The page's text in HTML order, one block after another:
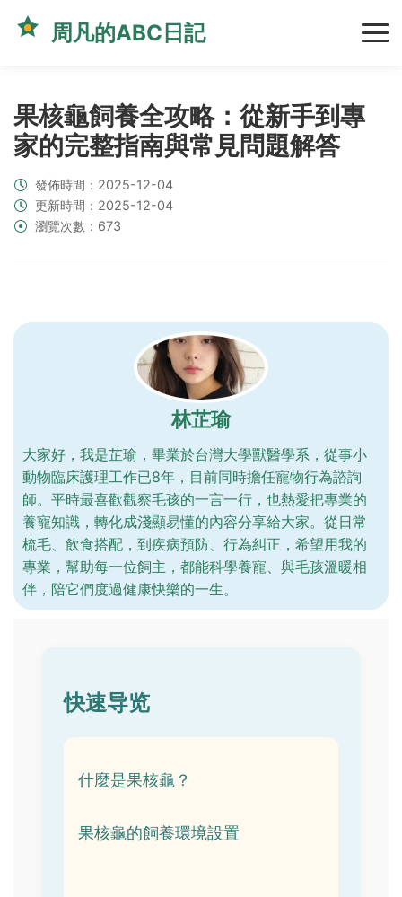
周凡的ABC日記
果核龜飼養全攻略：從新手到專
家的完整指南與常見問題解答
發佈時間：2025-12-04
更新時間：2025-12-04
瀏覽次數：673
林芷瑜
大家好，我是芷瑜，畢業於台灣大學獸醫學系，從事小
動物臨床護理工作已8年，目前同時擔任寵物行為諮詢
師。平時最喜歡觀察毛孩的一言一行，也熱愛把專業的
養寵知識，轉化成淺顯易懂的內容分享給大家。從日常
梳毛、飲食搭配，到疾病預防、行為糾正，希望用我的
專業，幫助每一位飼主，都能科學養寵、與毛孩溫暖相
伴，陪它們度過健康快樂的一生。
快速导览
什麼是果核龜？
果核龜的飼養環境設置